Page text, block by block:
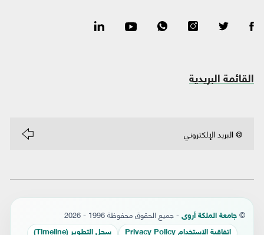
القائمة البريدية
© جامعة الملكة أروى - جميع الحقوق محفوظة 1996 - 2026
إتفاقية الإستخدام Privacy Policy سجل التطوير (Timeline)